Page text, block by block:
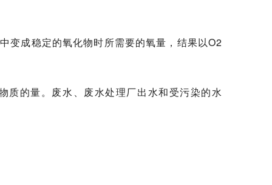
变成稳定的氧化物时所需要的氧量，结果以O2
质的量。废水、废水处理厂出水和受污染的水